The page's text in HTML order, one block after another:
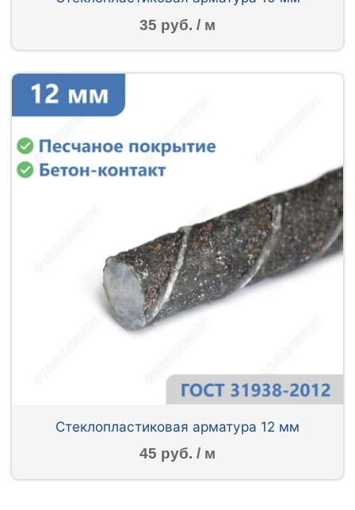
35 руб. / м
Стеклопластиковая арматура 12 мм
45 руб. / м